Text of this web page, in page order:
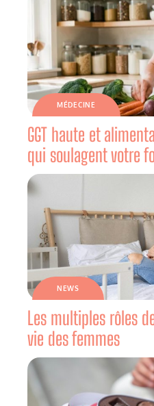
MÉDECINE
GGT haute et
qui soulagent votre
NEWS
Les multiples rôles
vie des femmes